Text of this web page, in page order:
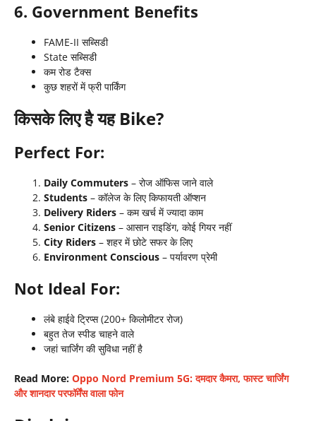
6. Government Benefits
FAME-II सब्सिडी
State सब्सिडी
कम रोड टैक्स
कुछ शहरों में फ्री पार्किंग
किसके लिए है यह Bike?
Perfect For:
Daily Commuters – रोज ऑफिस जाने वाले
Students – कॉलेज के लिए किफायती ऑप्शन
Delivery Riders – कम खर्च में ज्यादा काम
Senior Citizens – आसान राइडिंग, कोई गियर नहीं
City Riders – शहर में छोटे सफर के लिए
Environment Conscious – पर्यावरण प्रेमी
Not Ideal For:
लंबे हाईवे ट्रिप्स (200+ किलोमीटर रोज)
बहुत तेज स्पीड चाहने वाले
जहां चार्जिंग की सुविधा नहीं है
Read More: Oppo Nord Premium 5G: दमदार कैमरा, फास्ट चार्जिंग
और शानदार परफॉर्मेंस वाला फोन